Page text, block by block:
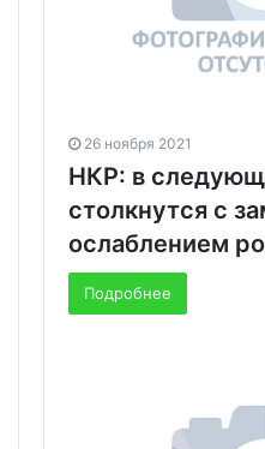
26 ноября 2021
НКР: в
столкнутся с
ослаблением
Подробнее